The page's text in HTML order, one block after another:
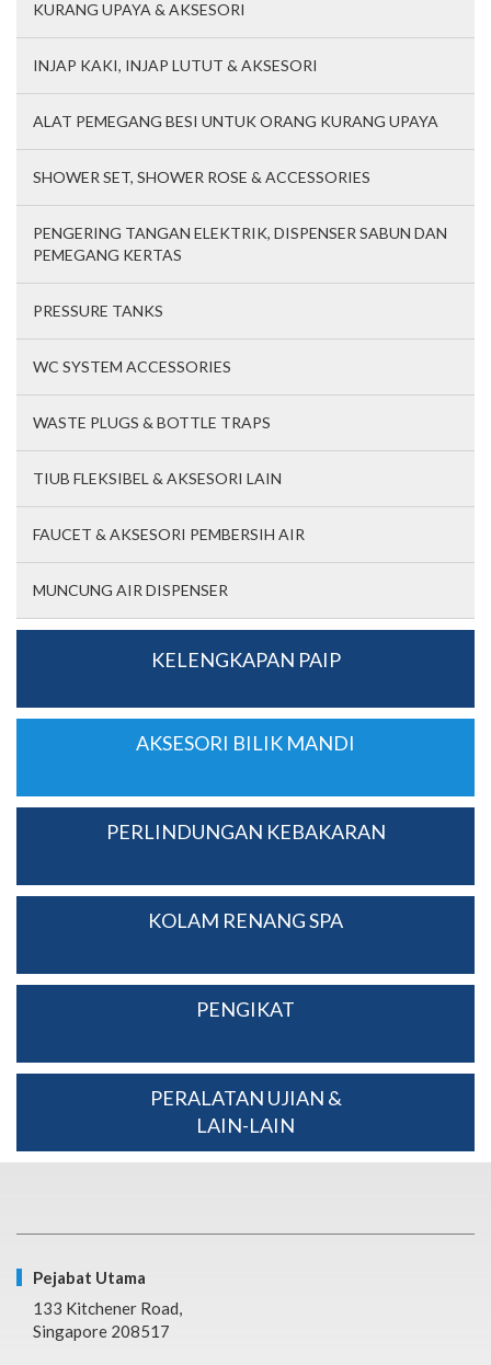
KURANG UPAYA & AKSESORI
INJAP KAKI, INJAP LUTUT & AKSESORI
ALAT PEMEGANG BESI UNTUK ORANG KURANG UPAYA
SHOWER SET, SHOWER ROSE & ACCESSORIES
PENGERING TANGAN ELEKTRIK, DISPENSER SABUN DAN
PEMEGANG KERTAS
PRESSURE TANKS
WC SYSTEM ACCESSORIES
WASTE PLUGS & BOTTLE TRAPS
TIUB FLEKSIBEL & AKSESORI LAIN
FAUCET & AKSESORI PEMBERSIH AIR
MUNCUNG AIR DISPENSER
KELENGKAPAN PAIP
AKSESORI BILIK MANDI
PERLINDUNGAN KEBAKARAN
KOLAM RENANG SPA
PENGIKAT
PERALATAN UJIAN &
LAIN-LAIN
Pejabat Utama
133 Kitchener Road,
Singapore 208517